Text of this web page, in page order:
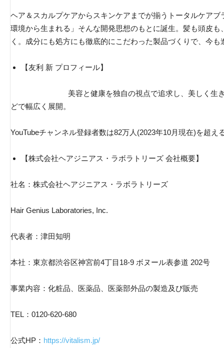
ヘア＆スカルプケアからスキンケアまでが揃うトータルケア
環境から生まれる」そんな開発思想のもとに誕生。髪も頭皮
く。成分にも処方にも徹底的にこだわった製品づくりで、今
【友利 新 プロフィール】
美容と健康を独自の視点で追求し、美しく生
どで幅広く展開。
YouTubeチャンネル登録者数は82万人(2023年10月現在)を超え
【株式会社ヘアジニアス・ラボラトリーズ 会社概要】
社名：株式会社ヘアジニアス・ラボラトリーズ
Hair Genius Laboratories, Inc.
代表者：津田知明
本社：東京都渋谷区神宮前4丁目18-9 ボヌール表参道 202号
事業内容：化粧品、医薬品、医薬部外品の製造及び販売
TEL：0120-620-680
公式HP： https://vitalism.jp/